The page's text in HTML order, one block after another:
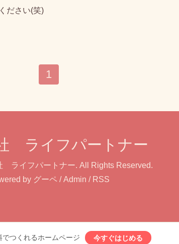
ださい(笑)
1
ライフパートナー
ライフパートナー. All Rights Reserved.
by グーペ/Admin / RSS
つくれるホームページ 今すぐはじめる